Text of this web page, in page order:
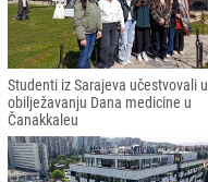
Studenti iz Sarajeva učestvovali u
obilježavanju Dana medicine u
Čanakkaleu